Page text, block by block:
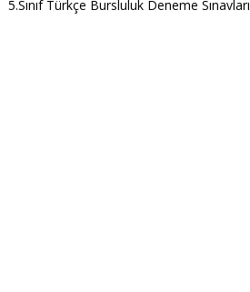
5.Sınıf Türkçe Bursluluk Deneme Sınavları